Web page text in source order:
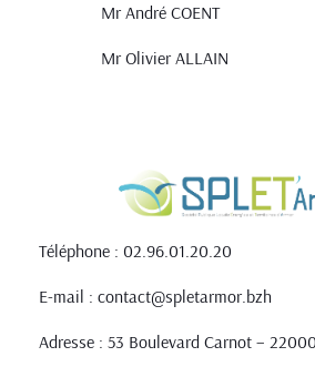
Mr André COENT
Mr Olivier ALLAIN
Téléphone : 02.96.01.20.20
E-mail : contact@spletarmor.bzh
Adresse : 53 Boulevard Carnot –